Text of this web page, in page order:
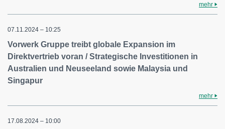
mehr
07.11.2024 – 10:25
Vorwerk Gruppe treibt globale Expansion im
Direktvertrieb voran / Strategische Investitionen in
Australien und Neuseeland sowie Malaysia und
Singapur
mehr
17.08.2024 – 10:00